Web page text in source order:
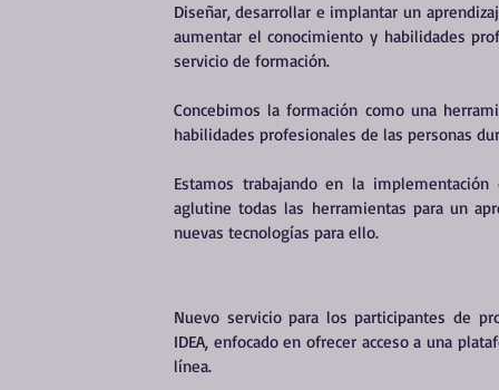
Diseñar, desarrollar e implantar un
aumentar el conocimiento y habilidades
servicio de formación.
Concebimos la formación como una
habilidades profesionales de las personas
Estamos trabajando en la
aglutine todas las herramientas para un
nuevas tecnologías para ello.
Nuevo servicio para los participantes de
IDEA, enfocado en ofrecer acceso a una
línea.